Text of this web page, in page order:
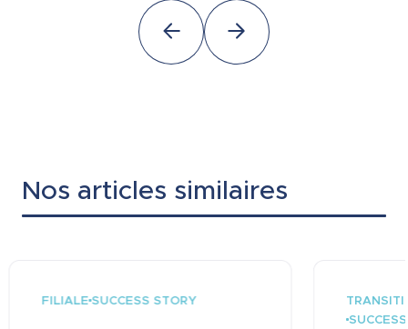
Nos articles similaires
FILIALESUCCESS STORY